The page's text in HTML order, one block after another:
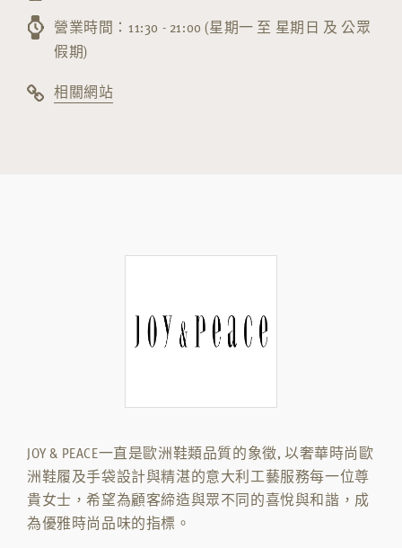
營業時間：11:30 - 21:00 (星期一 至 星期日 及 公眾
假期)
相關網站
JOY & PEACE一直是歐洲鞋類品質的象徵, 以奢華時尚歐
洲鞋履及手袋設計與精湛的意大利工藝服務每一位尊
貴女士，希望為顧客締造與眾不同的喜悅與和諧，成
為優雅時尚品味的指標。